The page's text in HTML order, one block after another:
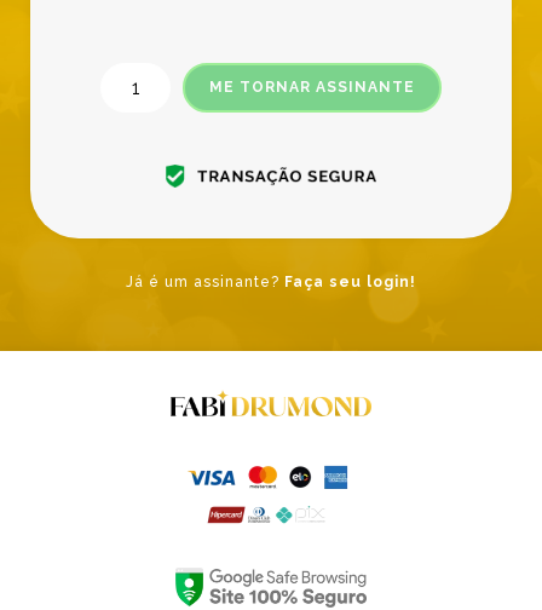
ME TORNAR ASSINANTE
Já é um assinante? Faça seu login!